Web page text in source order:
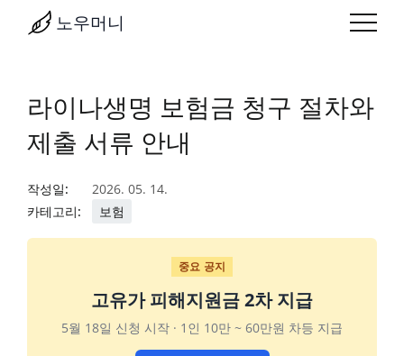
노우머니
라이나생명 보험금 청구 절차와
제출 서류 안내
작성일:
2026. 05. 14.
카테고리:
보험
중요 공지
고유가 피해지원금 2차 지급
5월 18일 신청 시작 · 1인 10만 ~ 60만원 차등 지급